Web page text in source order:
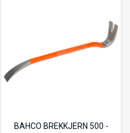
BAHCO BREKKJERN 500 -